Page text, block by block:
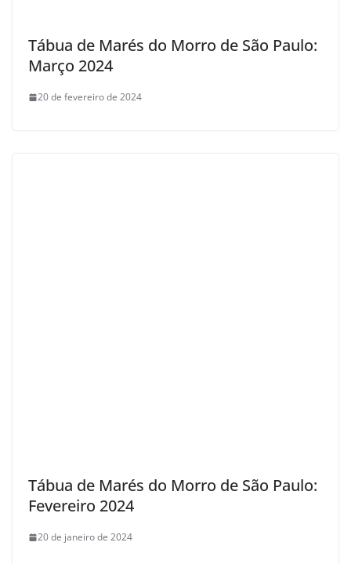
Tábua de Marés do Morro de São Paulo:
Março 2024
20 de fevereiro de 2024
Tábua de Marés do Morro de São Paulo:
Fevereiro 2024
20 de janeiro de 2024